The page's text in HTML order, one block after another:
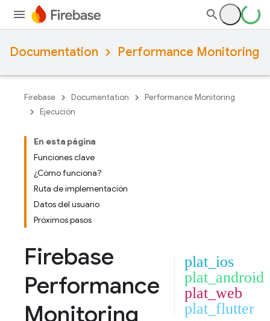
Documentation Performance Monitoring
Firebase Documentation
Performance Monitoring
Ejecución
En esta página
Funciones clave
¿Cómo funciona?
Ruta de implementación
Datos del usuario
Próximos pasos
Firebase
Performance
Monitoring
plat_ios
plat_android
plat_web
plat_flutter